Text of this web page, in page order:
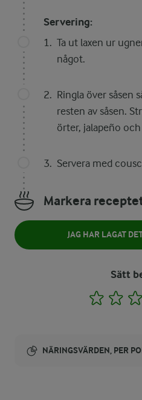
Servering:
Ta ut laxen ur
något.
Ringla över såsen
resten av såsen.
örter, jalapeño
Servera med
Markera
JAG HAR LAGAT
Sätt
1 2
NÄRINGSVÄRDEN, PER